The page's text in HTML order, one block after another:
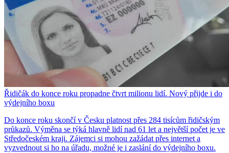
Řidičák do konce roku propadne čtvrt milionu lidí. Nový přijde i do
výdejního boxu
Do konce roku skončí v Česku platnost přes 284 tisícům řidičským
průkazů. Výměna se týká hlavně lidí nad 61 let a největší počet je ve
Středočeském kraji. Zájemci si mohou zažádat přes internet a
vyzvednout si ho na úřadu, možné je i zaslání do výdejního boxu.